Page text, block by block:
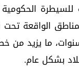
الحكومية
الواقعة
ما يزيد من
بشكل عام.